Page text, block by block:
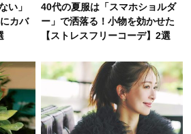
2026.8.5
40代の【ワンピ＆オールインワン】最
2026.7.31
のTシャツコーデ】超ビッグサイズ×きれ
フパンツでモードに昇華
い」
カバ
40代の夏服は「スマホショルダ
ー」で洒落る！小物を効かせた
【ストレスフリーコーデ】2選